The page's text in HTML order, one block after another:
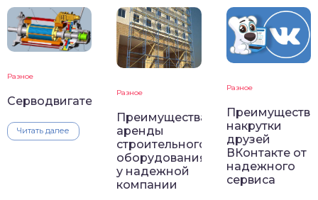
Разное
Серводвигатели
Читать далее
Разное
Преимущества
аренды
строительного
оборудования
у надежной
компании
Разное
Преимущества
накрутки
друзей
ВКонтакте от
надежного
сервиса